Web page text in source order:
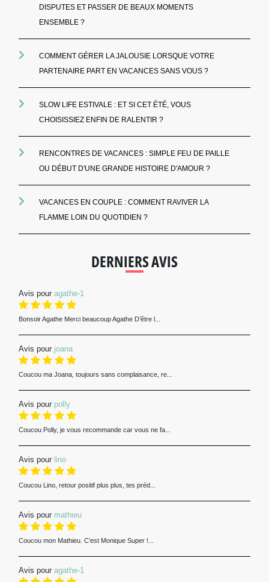
DISPUTES ET PASSER DE BEAUX MOMENTS
ENSEMBLE ?
COMMENT GÉRER LA JALOUSIE LORSQUE VOTRE
PARTENAIRE PART EN VACANCES SANS VOUS ?
SLOW LIFE ESTIVALE : ET SI CET ÉTÉ, VOUS
CHOISISSIEZ ENFIN DE RALENTIR ?
RENCONTRES DE VACANCES : SIMPLE FEU DE PAILLE
OU DÉBUT D'UNE GRANDE HISTOIRE D'AMOUR ?
VACANCES EN COUPLE : COMMENT RAVIVER LA
FLAMME LOIN DU QUOTIDIEN ?
DERNIERS AVIS
Avis pour agathe-1
Bonsoir Agathe Merci beaucoup Agathe D’être l...
Avis pour joana
Coucou ma Joana, toujours sans complaisance, re...
Avis pour polly
Coucou Polly, je vous recommande car vous ne fa...
Avis pour lino
Coucou Lino, retour positif plus plus, tes préd...
Avis pour mathieu
Coucou mon Mathieu. C’est Monique Super !...
Avis pour agathe-1